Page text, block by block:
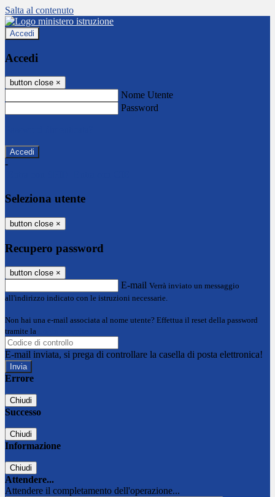
Salta al contenuto
Accedi
Accedi
button close ×
Nome Utente
Password
-
Seleziona utente
button close ×
Recupero password
button close ×
E-mail Verrà inviato un messaggio
all'indirizzo indicato con le istruzioni necessarie.
Non hai una e-mail associata al nome utente? Effettua il reset della password
tramite la
E-mail inviata, si prega di controllare la casella di posta elettronica!
Errore
Chiudi
Successo
Chiudi
Informazione
Chiudi
Attendere...
Attendere il completamento dell'operazione...